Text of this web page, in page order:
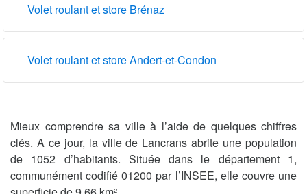
Volet roulant et store Brénaz
Volet roulant et store Andert-et-Condon
Mieux comprendre sa ville à l’aide de quelques chiffres
clés. A ce jour, la ville de Lancrans abrite une population
de 1052 d’habitants. Située dans le département 1,
communément codifié 01200 par l’INSEE, elle couvre une